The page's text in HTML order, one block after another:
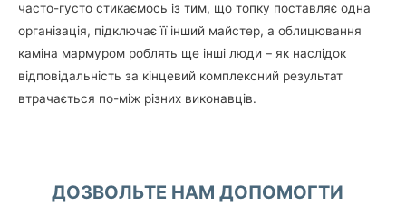
часто-густо стикаємось із тим, що топку поставляє одна
організація, підключає її інший майстер, а облицювання
каміна мармуром роблять ще інші люди – як наслідок
відповідальність за кінцевий комплексний результат
втрачається по-між різних виконавців.
ДОЗВОЛЬТЕ НАМ ДОПОМОГТИ